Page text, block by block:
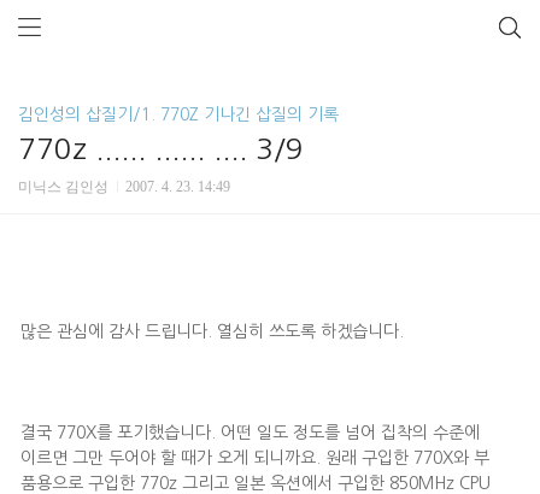
김인성의 삽질기/1. 770Z 기나긴 삽질의 기록
770z ...... ...... .... 3/9
미닉스 김인성 2007. 4. 23. 14:49
많은 관심에 감사 드립니다. 열심히 쓰도록 하겠습니다.
결국 770X를 포기했습니다. 어떤 일도 정도를 넘어 집착의 수준에
이르면 그만 두어야 할 때가 오게 되니까요. 원래 구입한 770X와 부
품용으로 구입한 770z 그리고 일본 옥션에서 구입한 850MHz CPU